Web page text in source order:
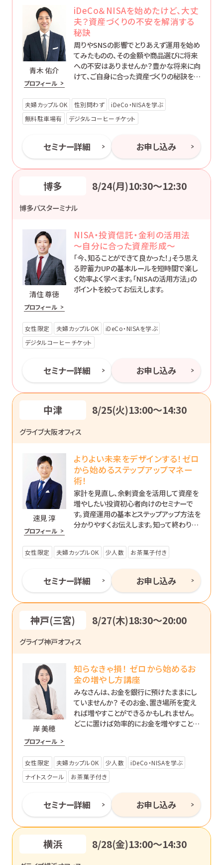
青木 佑介
プロフィール
iDeCo＆NISAを始めたけど、大丈
夫？資産づくりの不安を解消する
秘訣
周りやSNSの影響でとりあえず運用を始め
てみたものの、その金額や商品選びに将来
への不安はありませんか？豊かな将来に向
けて、ご自身に合った資産づくりの秘訣を一
さまの豊かな人生の第一歩となることを願
っています。
夫婦カップルOK 性別問わず
iDeCo・NISAを学ぶ
無料駐車場有
デジタルコーヒーチケット
セミナー詳細 お申し込み
博多 8/24(月)10:30〜12:30
博多バスターミナル
清住 尊徳
プロフィール
NISA・投資信託・金利の活用法
～自分に合った資産形成～
「今、知ることができて良かった！」そう思え
る貯蓄力UPの基本ルールを短時間で楽し
く効率よく学べます。「NISAの活用方法」の
ポイントを絞ってお伝えします。
女性限定 夫婦カップルOK
iDeCo・NISAを学ぶ
デジタルコーヒーチケット
セミナー詳細 お申し込み
中津 8/25(火)13:00〜14:30
グライブ大阪オフィス
速見 淳
プロフィール
よりよい未来をデザインする！ゼロ
から始めるステップアップマネー
術！
家計を見直し、余剰資金を活用して資産を
増やしたい投資初心者向けのセミナーで
す。資産運用の基本とステップアップ方法を
分かりやすくお伝えします。知って終わりで
座です。
女性限定 夫婦カップルOK 少人数 お茶菓子付き
セミナー詳細 お申し込み
神戸(三宮) 8/27(木)18:30〜20:00
グライブ神戸オフィス
岸 美穂
プロフィール
知らなきゃ損！ ゼロから始めるお
金の増やし方講座
みなさんは、お金を銀行に預けたままにし
ていませんか？ そのお金、置き場所を変え
れば増やすことができるかもしれません。
どこに置けば効率的にお金を増やすことが
女性限定 夫婦カップルOK 少人数
iDeCo・NISAを学ぶ
ナイトスクール
お茶菓子付き
セミナー詳細 お申し込み
横浜 8/28(金)13:00〜14:30